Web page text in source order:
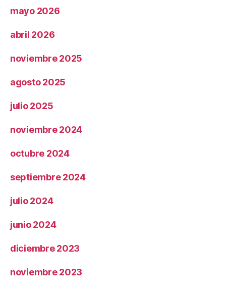
mayo 2026
abril 2026
noviembre 2025
agosto 2025
julio 2025
noviembre 2024
octubre 2024
septiembre 2024
julio 2024
junio 2024
diciembre 2023
noviembre 2023